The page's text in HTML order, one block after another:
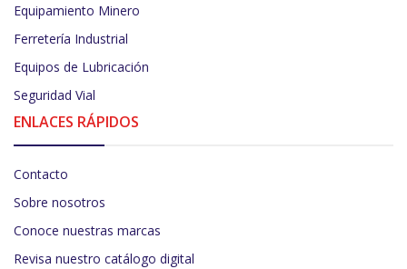
Equipamiento Minero
Ferretería Industrial
Equipos de Lubricación
Seguridad Vial
ENLACES RÁPIDOS
Contacto
Sobre nosotros
Conoce nuestras marcas
Revisa nuestro catálogo digital